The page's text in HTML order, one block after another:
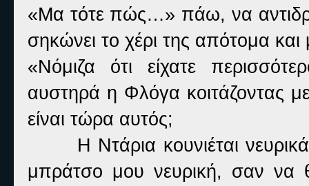
«Μα τότε πώς…» πάω, να
σηκώνει το χέρι της απότομα και
«Νόμιζα ότι είχατε
αυστηρά η Φλόγα κοιτάζοντας
είναι τώρα αυτός;
Η Ντάρια κουνιέται
μπράτσο μου νευρική, σαν να